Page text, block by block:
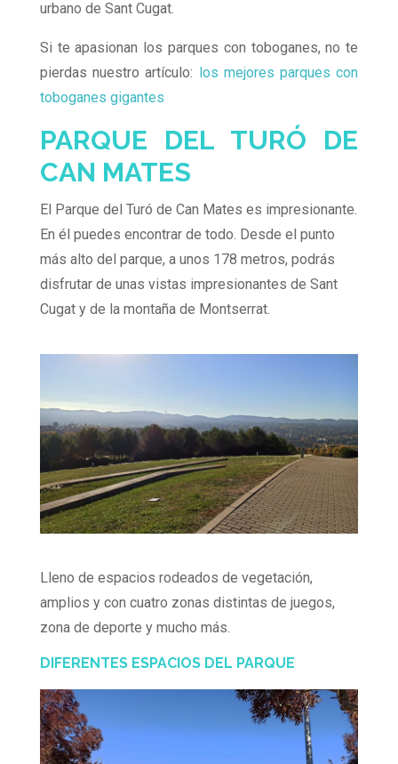
urbano de Sant Cugat.
Si te apasionan los parques con toboganes, no te
pierdas nuestro artículo:
los mejores parques con
toboganes gigantes
PARQUE DEL TURÓ DE
CAN MATES
El Parque del Turó de Can Mates es impresionante.
En él puedes encontrar de todo. Desde el punto
más alto del parque, a unos 178 metros, podrás
disfrutar de unas vistas impresionantes de Sant
Cugat y de la montaña de Montserrat.
Lleno de espacios rodeados de vegetación,
amplios y con cuatro zonas distintas de juegos,
zona de deporte y mucho más.
DIFERENTES ESPACIOS DEL PARQUE